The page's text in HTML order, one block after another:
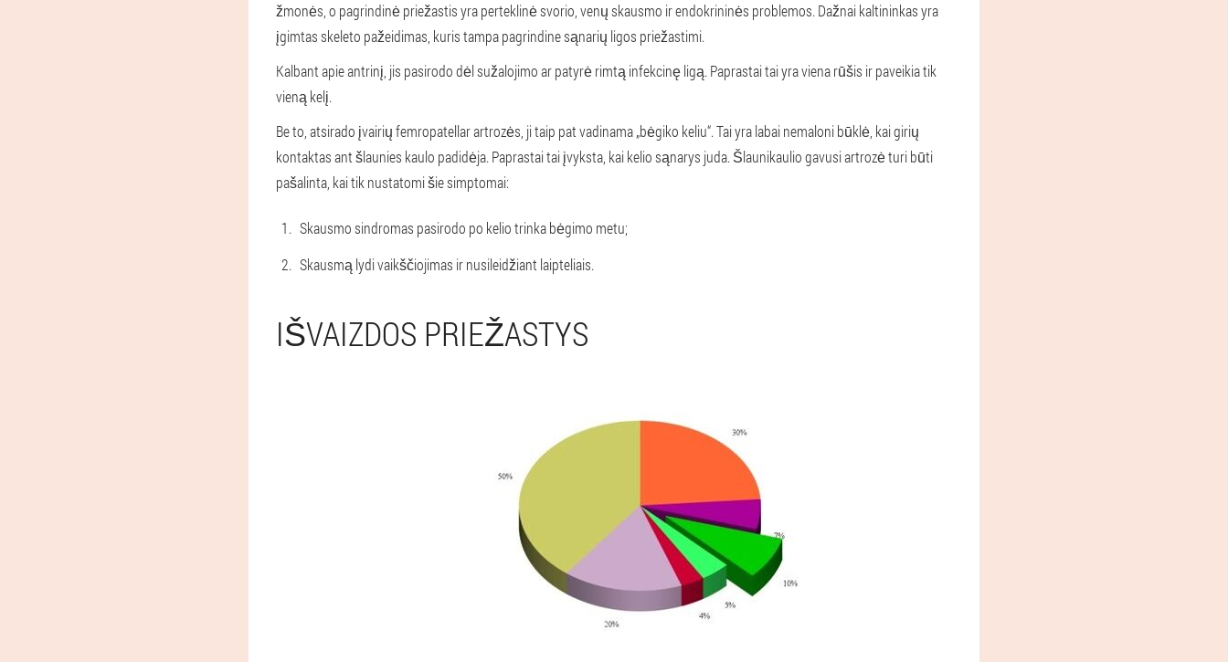
žmonės, o pagrindinė priežastis yra perteklinė svorio, venų skausmo ir endokrininės problemos. Dažnai kaltininkas yra
įgimtas skeleto pažeidimas, kuris tampa pagrindine sąnarių ligos priežastimi.
Kalbant apie antrinį, jis pasirodo dėl sužalojimo ar patyrė rimtą infekcinę ligą. Paprastai tai yra viena rūšis ir paveikia tik
vieną kelį.
Be to, atsirado įvairių femropatellar artrozės, ji taip pat vadinama „bėgiko keliu“. Tai yra labai nemaloni būklė, kai girių
kontaktas ant šlaunies kaulo padidėja. Paprastai tai įvyksta, kai kelio sąnarys juda. Šlaunikaulio gavusi artrozė turi būti
pašalinta, kai tik nustatomi šie simptomai:
Skausmo sindromas pasirodo po kelio trinka bėgimo metu;
Skausmą lydi vaikščiojimas ir nusileidžiant laipteliais.
IŠVAIZDOS PRIEŽASTYS